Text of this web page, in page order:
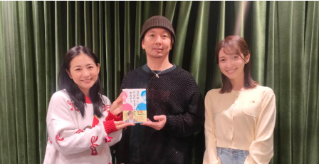
お知らせ
イベント・グッズ
YouTube
会社情報